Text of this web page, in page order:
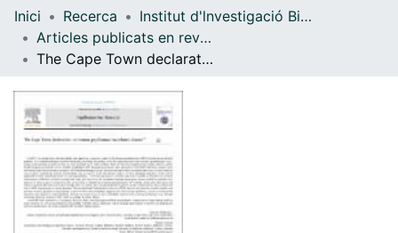
Navega per tot el DD
Com publicar
Inici Recerca
Institut d'lnvestigació Biomèdica de Bellvitge (IDIBELL)
Articles publicats en revistes (Institut d'lnvestigació Biomèdica de Bellvitge (IDIBELL))
The Cape Town declaration on human papillomavirus related disease